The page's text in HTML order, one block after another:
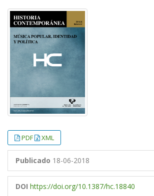
PDF XML
Publicado 18-06-2018
DOI https://doi.org/10.1387/hc.18840